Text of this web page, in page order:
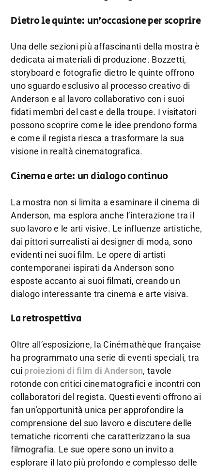
Dietro le quinte: un’occasione per scoprire
Una delle sezioni più affascinanti della mostra è
dedicata ai materiali di produzione. Bozzetti,
storyboard e fotografie dietro le quinte offrono
uno sguardo esclusivo al processo creativo di
Anderson e al lavoro collaborativo con i suoi
fidati membri del cast e della troupe. I visitatori
possono scoprire come le idee prendono forma
e come il regista riesca a trasformare la sua
visione in realtà cinematografica.
Cinema e arte: un dialogo continuo
La mostra non si limita a esaminare il cinema di
Anderson, ma esplora anche l’interazione tra il
suo lavoro e le arti visive. Le influenze artistiche,
dai pittori surrealisti ai designer di moda, sono
evidenti nei suoi film. Le opere di artisti
contemporanei ispirati da Anderson sono
esposte accanto ai suoi filmati, creando un
dialogo interessante tra cinema e arte visiva.
La retrospettiva
Oltre all’esposizione, la Cinémathèque française
ha programmato una serie di eventi speciali, tra
cui proiezioni di film di Anderson, tavole
rotonde con critici cinematografici e incontri con
collaboratori del regista. Questi eventi offrono ai
fan un’opportunità unica per approfondire la
comprensione del suo lavoro e discutere delle
tematiche ricorrenti che caratterizzano la sua
filmografia. Le sue opere sono un invito a
esplorare il lato più profondo e complesso delle